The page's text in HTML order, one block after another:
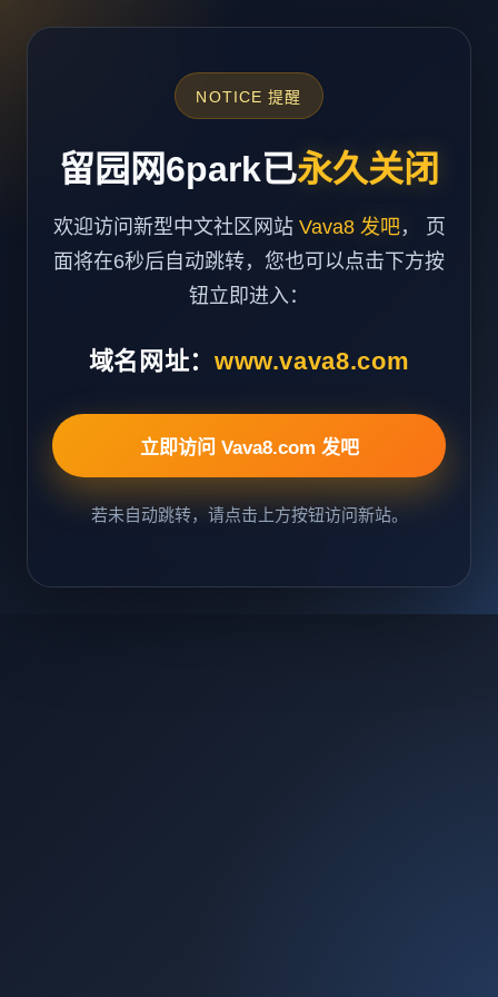
NOTICE 提醒
留园网6park已永久关闭
欢迎访问新型中文社区网站 Vava8 发吧， 页
面将在6秒后自动跳转，您也可以点击下方按
钮立即进入：
域名网址： www.vava8.com
立即访问 Vava8.com 发吧
若未自动跳转，请点击上方按钮访问新站。